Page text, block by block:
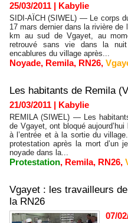
25/03/2011 | Kabylie
SIDI-AÏCH (SIWEL) — Le corps
17 mars dernier dans la rivière
km au sud de Vgayet, au
retrouvé sans vie dans la
encablures du village après...
Noyade, Remila, RN26,
Les habitants de Remila
21/03/2011 | Kabylie
REMILA (SIWEL) — Les
de Vgayet, ont bloqué
à l’entrée et à la sortie du
protestation après la mort d’un
noyade dans la...
Protestation, Remila, RN26,
Vgayet : les travailleurs
la RN26
07/